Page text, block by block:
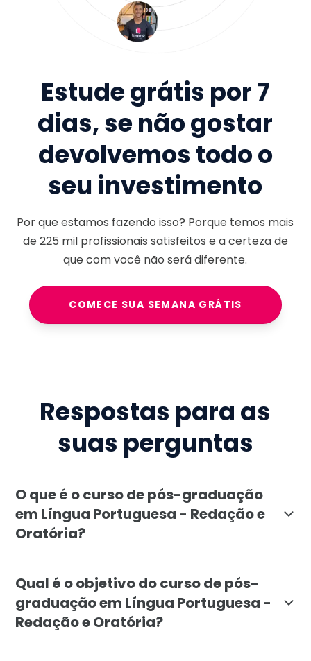
Estude grátis por 7
dias, se não gostar
devolvemos todo o
seu investimento
Por que estamos fazendo isso? Porque temos mais
de225 milprofissionais satisfeitos e a certeza de
que com você não será diferente.
COMECE SUA SEMANA GRÁTIS
Respostas para as
suas perguntas
O que é o curso de pós-graduação
em Língua Portuguesa - Redação e
Oratória?
Qual é o objetivo do curso de pós-
graduação em Língua Portuguesa -
Redação e Oratória?